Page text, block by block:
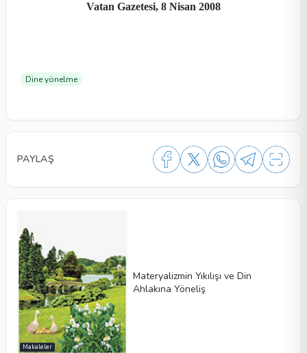
Vatan Gazetesi, 8 Nisan 2008
Dine yönelme
PAYLAŞ
Makaleler
Materyalizmin Yıkılışı ve Din
Ahlakına Yöneliş